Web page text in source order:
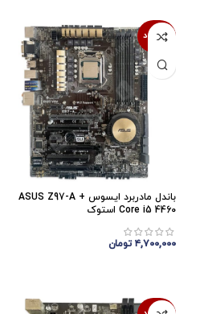
ناموجود
باندل مادربرد ایسوس ASUS Z97-A +
Core i5 4460 استوک
۴,۷۰۰,۰۰۰ تومان